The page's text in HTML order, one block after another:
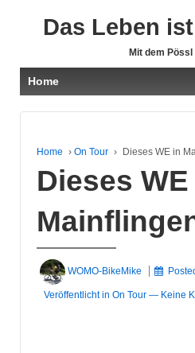
Das Leben
Mit dem Pössl
Home
Home › On Tour › Dieses WE in
Dieses
WOMO-BikeMike
Veröffentlicht in On Tour — Keine